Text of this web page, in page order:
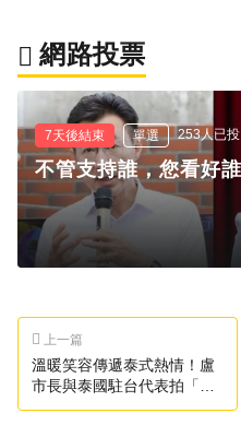
網路投票
7天後結束 單選 253人已投
不管支持誰，您看好
上一篇
溫暖笑容傳遞泰式熱情！盧
市長與泰國駐台代表拍「台
中鍋烤節」形象影片